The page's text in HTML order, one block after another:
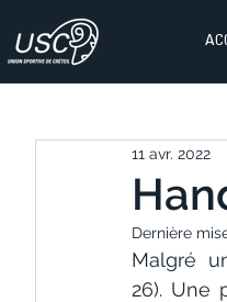
11 avr. 2022
Dernière
Malgré
26). Une